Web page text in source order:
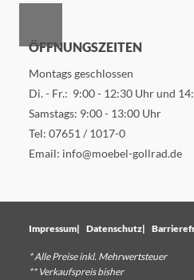
ÖFFNUNGSZEITEN
Montags geschlossen
Di. - Fr.: 9:00 - 12:30 Uhr und
Samstags: 9:00 - 13:00 Uhr
Tel: 07651 / 1017-0
Email: info@moebel-gollrad.de
Impressum Datenschutz
* Alle Preise inkl. Mehrwertsteuer
** Verkaufspreis bisher